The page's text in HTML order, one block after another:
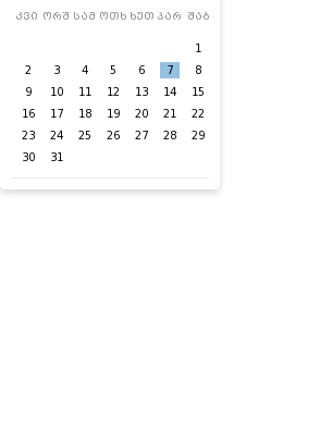
კვი ორშ სამ ოთხ ხუთ პარ შაბ
1
2
3 4 5 6 7
8
9
10 11 12 13 14
15
16
17 18 19 20 21
22
23
24 25 26 27 28
29
30
31